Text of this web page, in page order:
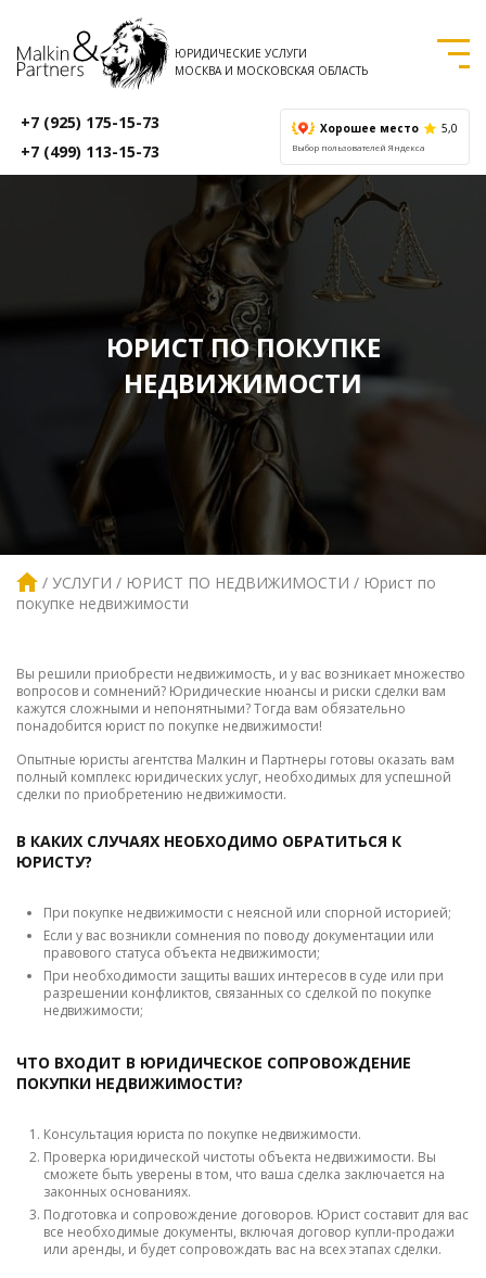
ЮРИДИЧЕСКИЕ УСЛУГИ
МОСКВА И МОСКОВСКАЯ ОБЛАСТЬ
+7 (925) 175-15-73
+7 (499) 113-15-73
Хорошее место 5,0
Выбор пользователей Яндекса
ЮРИСТ ПО ПОКУПКЕ
НЕДВИЖИМОСТИ
УСЛУГИ ЮРИСТ ПО НЕДВИЖИМОСТИ
Юрист по
покупке недвижимости
Вы решили приобрести недвижимость, и у вас возникает множество
вопросов и сомнений? Юридические нюансы и риски сделки вам
кажутся сложными и непонятными? Тогда вам обязательно
понадобится юрист по покупке недвижимости!
Опытные юристы агентства Малкин и Партнеры готовы оказать вам
полный комплекс юридических услуг, необходимых для успешной
сделки по приобретению недвижимости.
В КАКИХ СЛУЧАЯХ НЕОБХОДИМО ОБРАТИТЬСЯ К
ЮРИСТУ?
При покупке недвижимости с неясной или спорной историей;
Если у вас возникли сомнения по поводу документации или
правового статуса объекта недвижимости;
При необходимости защиты ваших интересов в суде или при
разрешении конфликтов, связанных со сделкой по покупке
недвижимости;
ЧТО ВХОДИТ В ЮРИДИЧЕСКОЕ СОПРОВОЖДЕНИЕ
ПОКУПКИ НЕДВИЖИМОСТИ?
Консультация юриста по покупке недвижимости.
Проверка юридической чистоты объекта недвижимости. Вы
сможете быть уверены в том, что ваша сделка заключается на
законных основаниях.
Подготовка и сопровождение договоров. Юрист составит для вас
все необходимые документы, включая договор купли-продажи
или аренды, и будет сопровождать вас на всех этапах сделки.